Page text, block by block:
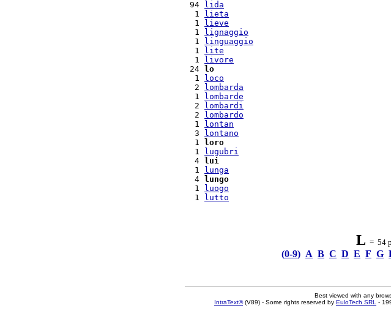
94
lida
  1
lieta
  1
lieve
  1
lignaggio
  1
linguaggio
  1
lite
  1
livore
24
lo
  1
loco
  2
lombarda
  1
lombarde
  2
lombardi
  2
lombardo
  1
lontan
  3
lontano
  1
loro
  1
lugubri
  4
lui
  1
lunga
  4
lungo
  1
luogo
  1
lutto
L = 54
(0-9) A B C D E F G
Best viewed with any
IntraText®(V89) - Some rights reserved by EuloTech SRL -